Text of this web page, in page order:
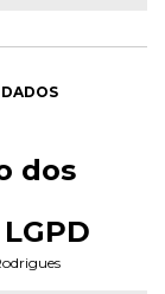
dos